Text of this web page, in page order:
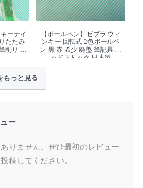
ーナイ
たたみ
削り 工
【ボールペン】ゼブラ ウィ
ンキー 回転式 2色ボールペ
ン 黒 赤 希少 廃盤 筆記具 デ
ッドストック 日本製
もっと見る
ー
りません。ぜひ最初のレビュー
稿してください。